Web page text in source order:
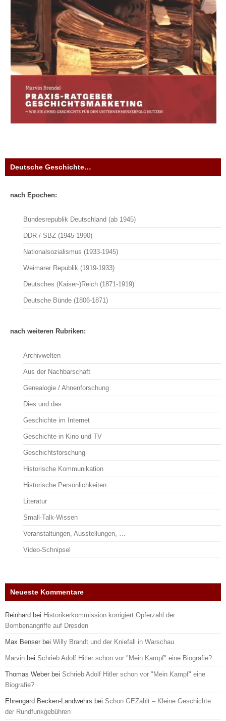
Deutsche Geschichte…
nach Epochen:
Bundesrepublik Deutschland (ab 1945)
DDR / SBZ (1945-1990)
Nationalsozialismus (1933-1945)
Weimarer Republik (1919-1933)
Deutsches (Kaiser-)Reich (1871-1919)
Deutsche Bünde (1806-1871)
nach weiteren Rubriken:
Archivwelten
Aus der Nachbarschaft
Genealogie / Ahnenforschung
Dies und das
Geschichte im Internet
Geschichte in Kino und TV
Geschichtsforschung
Historische Kommunikation
Historische Persönlichkeiten
Literatur
Small-Talk-Wissen
Veranstaltungen, Ausstellungen, …
Video-Schnipsel
Neueste Kommentare
Reinhard bei Historikerkommission korrigiert Opferzahl der
Bombenangriffe auf Dresden
Max Benser bei Willy Brandt und der Kniefall in Warschau
Marvin bei Schrieb Adolf Hitler schon vor "Mein Kampf" eine Biografie?
Thomas Weber bei Schrieb Adolf Hitler schon vor "Mein Kampf" eine
Biografie?
Ehrengard Becken-Landwehrs bei Schon GEZahlt – Kleine Geschichte
der Rundfunkgebühren